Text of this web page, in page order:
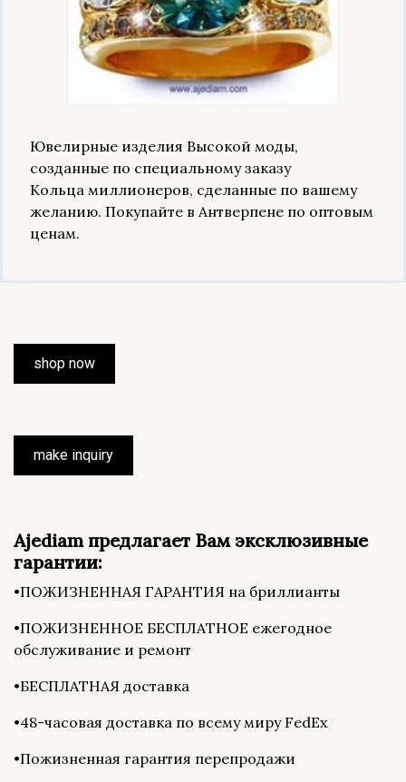
Ювелирные изделия Высокой моды,
созданные по специальному заказу
Кольца миллионеров, сделанные по вашему
желанию. Покупайте в Антверпене по оптовым
ценам.
shop now
make inquiry
Ajediam предлагает Вам эксклюзивные
гарантии:
•ПОЖИЗНЕННАЯ ГАРАНТИЯ на бриллианты
•ПОЖИЗНЕННОЕ БЕСПЛАТНОЕ ежегодное
обслуживание и ремонт
•БЕСПЛАТНАЯ доставка
•48-часовая доставка по всему миру FedEx
•Пожизненная гарантия перепродажи